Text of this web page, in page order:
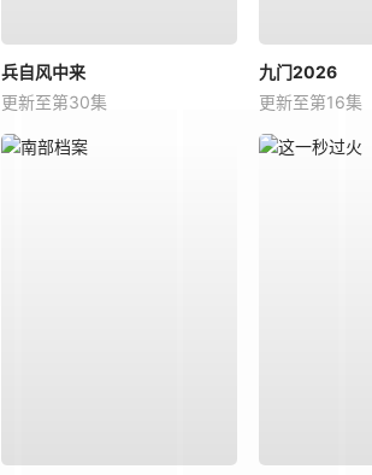
兵自风中来
更新至第30集
九门2026
更新至第16集